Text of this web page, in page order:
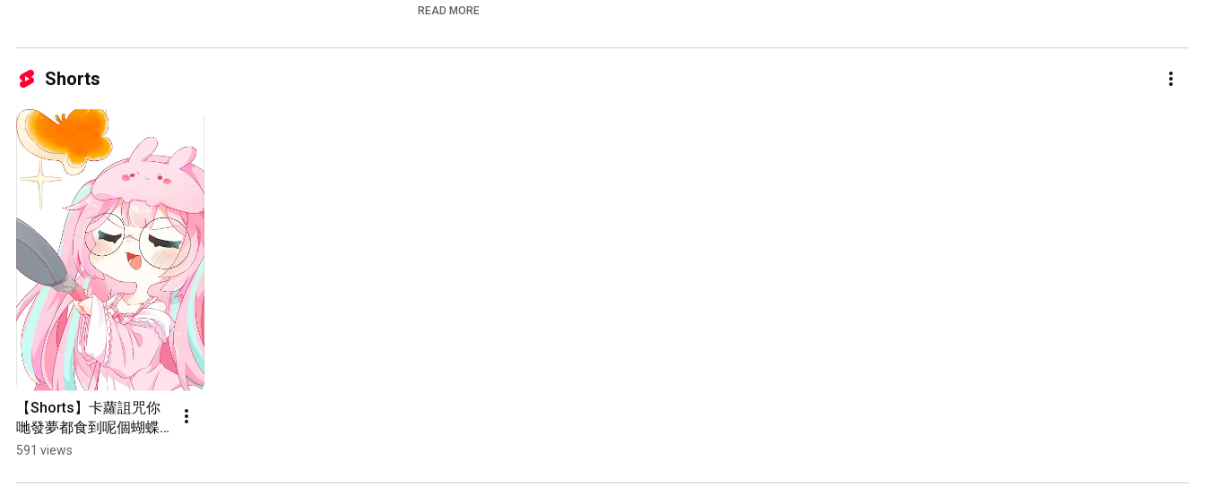
Determined to punish all good food with her mouth...
⑅୨୧⑅⑅୨୧⑅⑅୨୧⑅⑅୨୧⑅⑅୨୧⑅⑅୨୧⑅⑅୨୧⑅⑅୨୧⑅
READ MORE
Shorts
【Shorts】卡蘿詛咒你
哋發夢都食到呢個蝴蝶
✨૮₍ ˶ ᵕoᵕ ˶₎ა🥞໒꒱˚.*｜椛
591 views